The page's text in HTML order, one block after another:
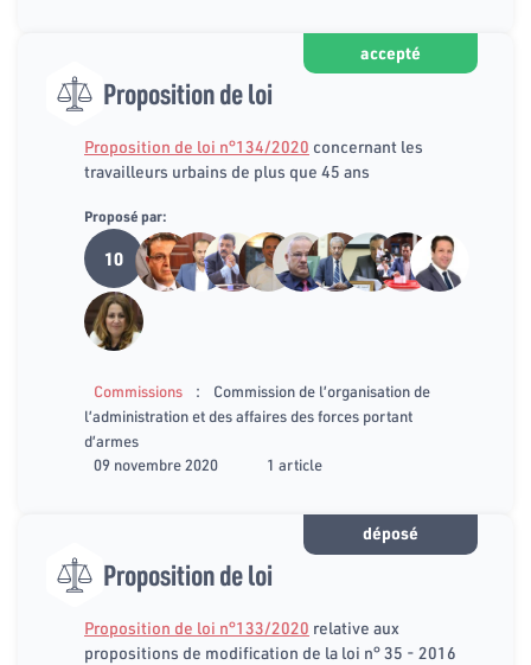
accepté
Proposition de loi
Proposition de loi n°134/2020 concernant les
travailleurs urbains de plus que 45 ans
Proposé par:
10
Commissions :
Commission de l’organisation de
l’administration et des affaires des forces portant
d’armes
09 novembre 2020
1 article
déposé
Proposition de loi
Proposition de loi n°133/2020 relative aux
propositions de modification de la loi n° 35 - 2016